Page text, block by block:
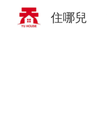
住哪兒